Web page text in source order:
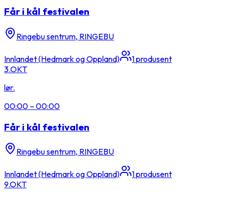
Får i kål festivalen
Ringebu sentrum, RINGEBU
Innlandet (Hedmark og Oppland) 1produsent
3.OKT
lør.
00:00 – 00:00
Får i kål festivalen
Ringebu sentrum, RINGEBU
Innlandet (Hedmark og Oppland) 1produsent
9.OKT